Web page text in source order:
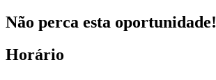
Não perca esta oportunidade!
Horário